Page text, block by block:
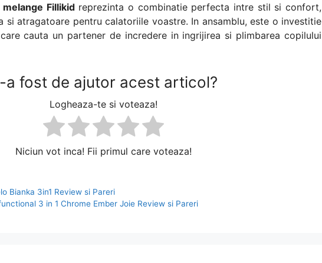
Fillikidreprezinta o combinatie perfecta intre stil si confort,
si atragatoare pentru calatoriile voastre. In ansamblu, este o investitie
cauta un partener de incredere in ingrijirea si plimbarea copilului
a fost de ajutor acest articol?
Logheaza-te si voteaza!
Niciun vot inca! Fii primul care voteaza!
Bianka 3in1 Review si Pareri
3 in 1 Chrome Ember Joie Review si Pareri